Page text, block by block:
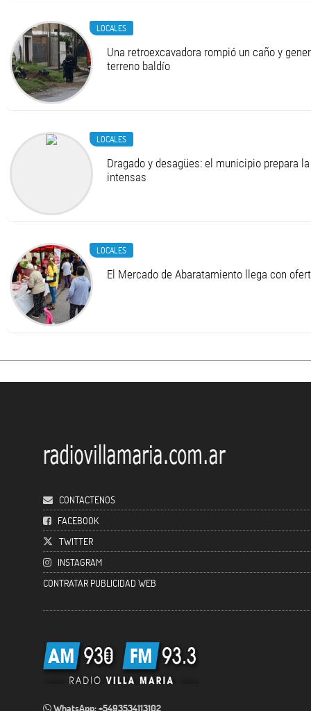
LOCALES
Una retroexcavadora rompió un caño y
terreno baldío
LOCALES
Dragado y desagües: el municipio prepara
intensas
LOCALES
El Mercado de Abaratamiento llega con
CONTACTENOS
FACEBOOK
TWITTER
INSTAGRAM
CONTRATAR PUBLICIDAD WEB
WhatsApp: +5493534113102